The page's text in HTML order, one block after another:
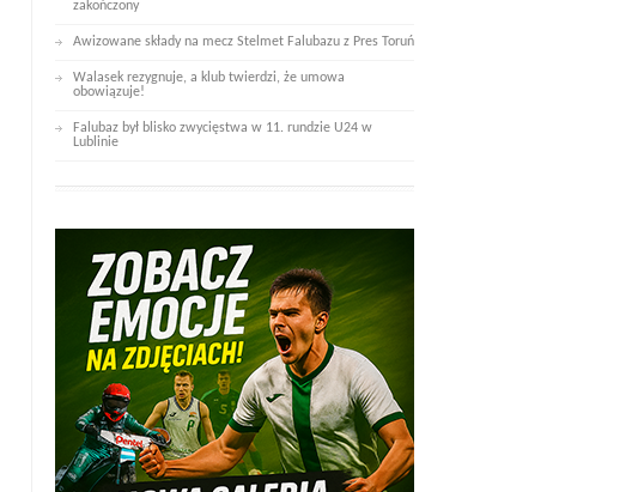
zakończony
Awizowane składy na mecz Stelmet Falubazu z Pres Toruń
Walasek rezygnuje, a klub twierdzi, że umowa
obowiązuje!
Falubaz był blisko zwycięstwa w 11. rundzie U24 w
Lublinie